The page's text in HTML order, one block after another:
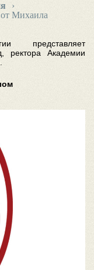
›
от Михаила
представляет
ректора Академии